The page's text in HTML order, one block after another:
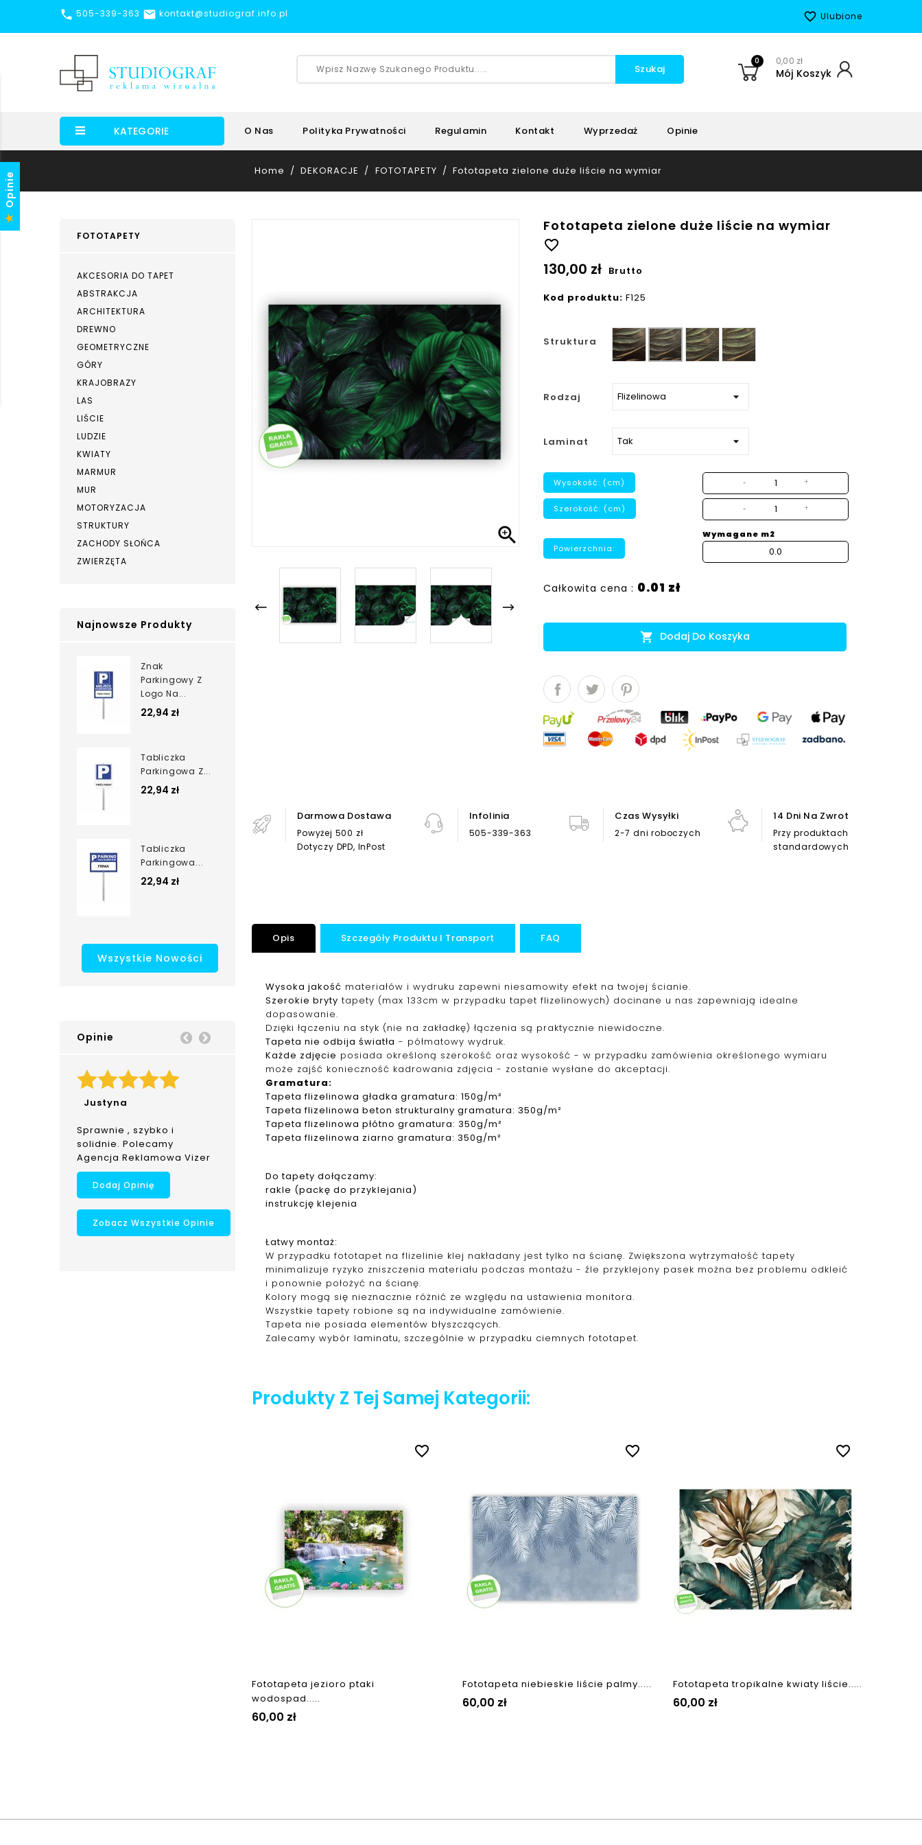
 505-339-363  kontakt@studiograf.info.pl favorite_border Ulubione
Szukaj
0 0,00 zł
Mój Koszyk
KATEGORIE O Nas Polityka Prywatności Regulamin Kontakt Wyprzedaż Opinie
Home DEKORACJE FOTOTAPETY Fototapeta zielone duże liście na wymiar
FOTOTAPETY
AKCESORIA DO TAPET
ABSTRAKCJA
ARCHITEKTURA
DREWNO
GEOMETRYCZNE
GÓRY
KRAJOBRAZY
LAS
LIŚCIE
LUDZIE
KWIATY
MARMUR
MUR
MOTORYZACJA
STRUKTURY
ZACHODY SŁOŃCA
ZWIERZĘTA
Najnowsze Produkty
Znak
Parkingowy Z
Logo Na...
22,94 zł
Tabliczka
Parkingowa Z...
22,94 zł
Tabliczka
Parkingowa...
22,94 zł
Wszystkie Nowości
Opinie
Justyna
Sprawnie , szybko i
solidnie. Polecamy
Agencja Reklamowa Vizer
Prev
Dodaj Opinię
Zobacz Wszystkie Opinie

Fototapeta zielone duże liście na wymiar
favorite_border
130,00 zł Brutto
Kod produktu: F125
Struktura
Gładka Ziarno Płótno Beton
strukturalny
Rodzaj
Laminat
Wysokość: (cm) - +
Szerokość: (cm) - +
Powierzchnia:
Wymagane m2
Całkowita cena : 0.01 zł
 Dodaj Do Koszyka
Darmowa Dostawa
Powyżej 500 zł
Dotyczy DPD, InPost
Infolinia
505-339-363
Czas Wysyłki
2-7 dni roboczych
14 Dni Na Zwrot
Przy produktach
standardowych
Opis Szczegóły Produktu I Transport FAQ
Wysoka jakość materiałów i wydruku zapewni niesamowity efekt na twojej ścianie.
Szerokie bryty tapety (max 133cm w przypadku tapet flizelinowych) docinane u nas zapewniają idealne
dopasowanie.
Dzięki łączeniu na styk (nie na zakładkę) łączenia są praktycznie niewidoczne.
Tapeta nie odbija światła - półmatowy wydruk.
Każde zdjęcie posiada określoną szerokość oraz wysokość - w przypadku zamówienia określonego wymiaru
może zajść konieczność kadrowania zdjęcia - zostanie wysłane do akceptacji.
Gramatura:
Tapetaflizelinowa gładka gramatura: 150g/m²
Tapetaflizelinowa beton strukturalny gramatura: 350g/m²
Tapetaflizelinowa płótno gramatura: 350g/m²
Tapetaflizelinowa ziarno gramatura: 350g/m²
Do tapety dołączamy:
rakle (packę do przyklejania)
instrukcję klejenia
Łatwy montaż:
W przypadku fototapet na flizelinie klej nakładany jest tylko na ścianę. Zwiększona wytrzymałość tapety
minimalizuje ryzyko zniszczenia materiału podczas montażu - źle przyklejony pasek można bez problemu odkleić
i ponownie położyć na ścianę.
Kolory mogą się nieznacznie różnić ze względu na ustawienia monitora.
Wszystkie tapety robione są na indywidualne zamówienie.
Tapeta nie posiada elementów błyszczących.
Zalecamy wybór laminatu, szczególnie w przypadku ciemnych fototapet.
Produkty Z Tej Samej Kategorii:
favorite_border
Fototapeta jezioro ptaki
wodospad.....
Cena
60,00 zł
favorite_border
Fototapeta niebieskie liście palmy.....
Cena
60,00 zł
favorite_border
Fototapeta tropikalne kwiaty liście.....
Cena
60,00 zł
Opinie